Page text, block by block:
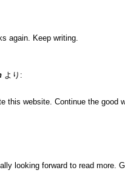
again. Keep writing.
より:
this website. Continue the good
looking forward to read more.